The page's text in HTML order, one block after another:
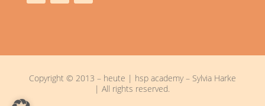
Copyright © 2013 – heute | hsp academy – Sylvia Harke
| All rights reserved.